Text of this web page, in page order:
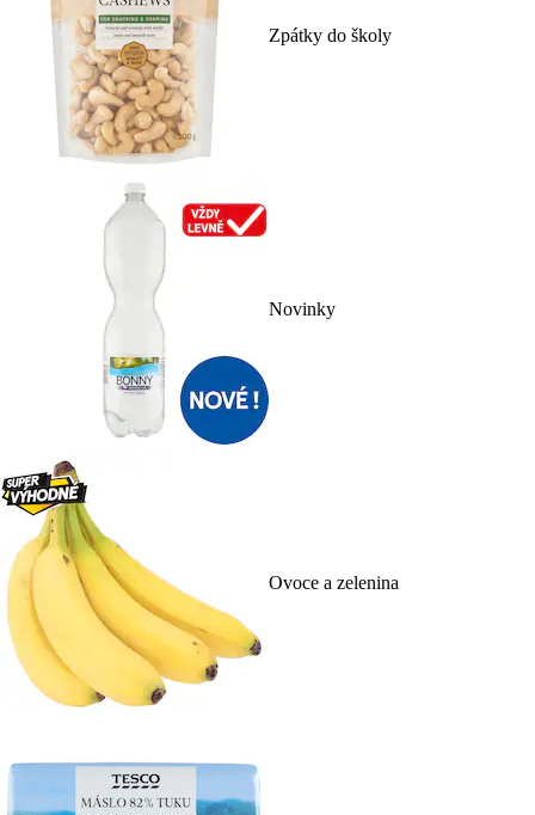
Zpátky do školy
Novinky
Ovoce a zelenina